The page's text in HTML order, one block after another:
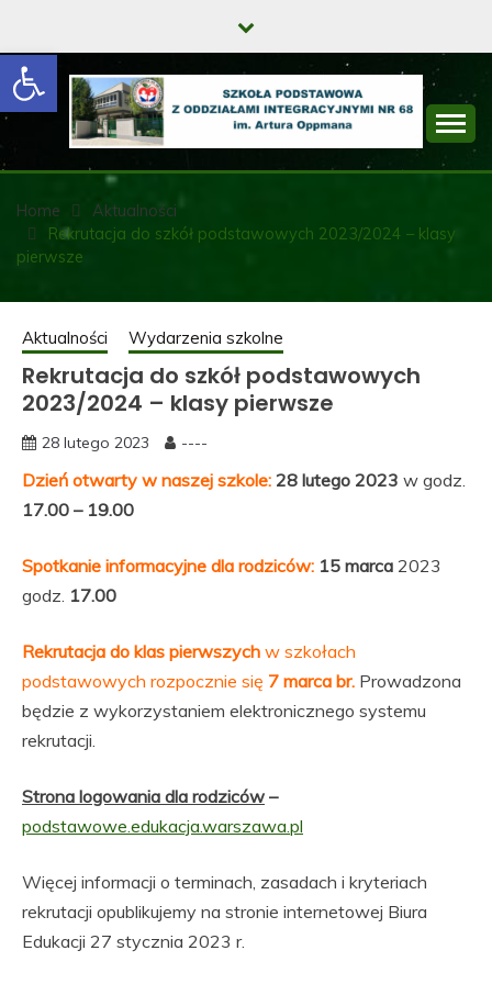
Open toolbar
content
SZKOŁA
PODSTAWOWA Z
ODDZIAŁAMI
INTEGRACYJNYMI
NR 68 IM. ARTURA
OPPMANA
Home
Aktualności
Rekrutacja do szkół podstawowych 2023/2024 – klasy
pierwsze
Aktualności Wydarzenia szkolne
Rekrutacja do szkół podstawowych
2023/2024 – klasy pierwsze
28 lutego 2023 ----
Dzień otwarty w naszej szkole: 28 lutego 2023 w godz.
17.00 – 19.00
Spotkanie informacyjne dla rodziców: 15 marca 2023
godz. 17.00
Rekrutacja do klas pierwszych w szkołach
podstawowych rozpocznie się 7 marca br. Prowadzona
będzie z wykorzystaniem elektronicznego systemu
rekrutacji.
Strona logowania dla rodziców –
podstawowe.edukacja.warszawa.pl
Więcej informacji o terminach, zasadach i kryteriach
rekrutacji opublikujemy na stronie internetowej Biura
Edukacji 27 stycznia 2023 r.